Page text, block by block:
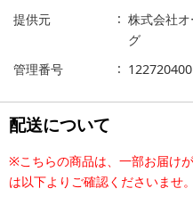
提供元
株式会社
グ
管理番号
配送について
※こちらの商品は、一部お届け
は以下よりご確認くださいませ。